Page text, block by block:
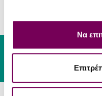
Να
Temp
Gift Card